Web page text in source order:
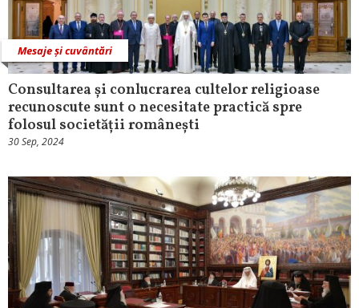
Mesaje și cuvântări
Consultarea și conlucrarea cultelor religioase
recunoscute sunt o necesitate practică spre
folosul societății românești
30 Sep, 2024